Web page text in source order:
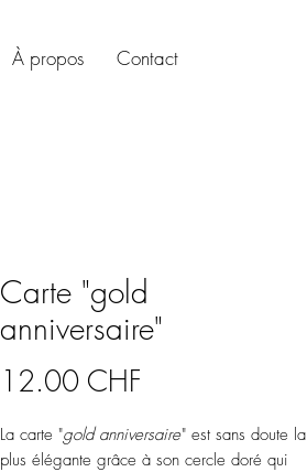
À propos Contact
Carte "gold
anniversaire"
12.00 CHF
La carte "gold anniversaire" est sans doute la
plus élégante grâce à son cercle doré qui